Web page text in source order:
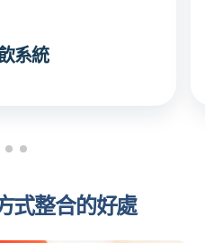
系統
式整合的好處